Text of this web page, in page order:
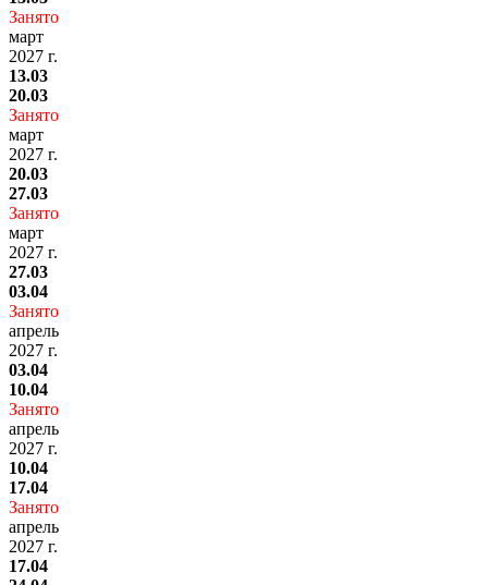
Занято
март
2027 г.
13.03
20.03
Занято
март
2027 г.
20.03
27.03
Занято
март
2027 г.
27.03
03.04
Занято
апрель
2027 г.
03.04
10.04
Занято
апрель
2027 г.
10.04
17.04
Занято
апрель
2027 г.
17.04